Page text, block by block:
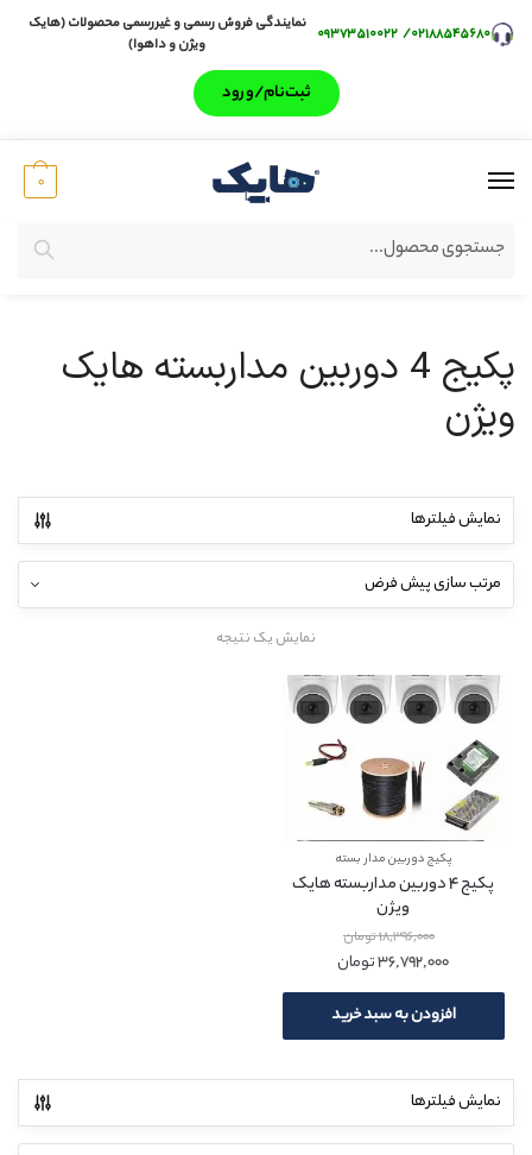
۰۲۱۸۸۵۴۵۶۸۰/ ۰۹۳۷۳۵۱۰۰۲۲
نمایندگی فروش رسمی و غیررسمی محصولات (هایک
ویژن و داهوا)
ثبت‌‌نام/ورود
جستجو
0
پکیج 4 دوربین مداربسته هایک
ویژن
نمایش فیلترها
نمایش یک نتیجه
پکیج دوربین مدار بسته
پکیج 4 دوربین مداربسته هایک
ویژن
18,396,000تومان
36,792,000تومان
افزودن به سبد خرید
نمایش فیلترها